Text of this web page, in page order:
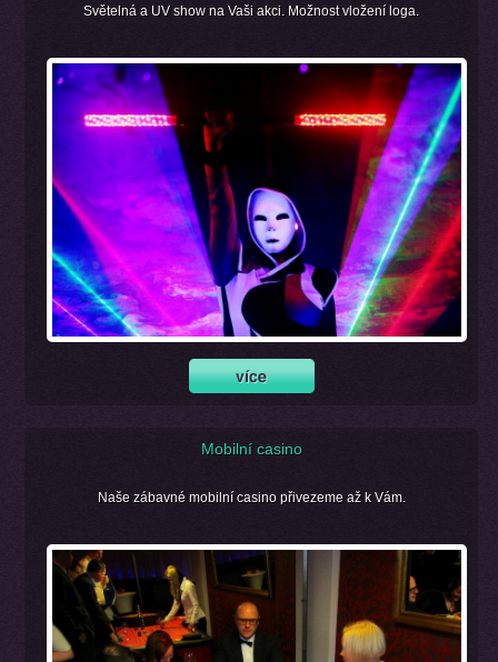
Světelná a UV show na Vaši akci. Možnost vložení loga.
Mobilní casino
Naše zábavné mobilní casino přivezeme až k Vám.